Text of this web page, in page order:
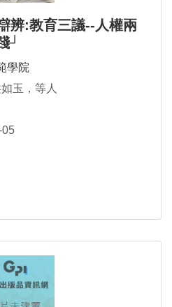
辨:教育三議--人權兩
┘
學院
玉，等人
05